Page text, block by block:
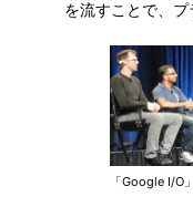
を流すことで、
「Google I/O